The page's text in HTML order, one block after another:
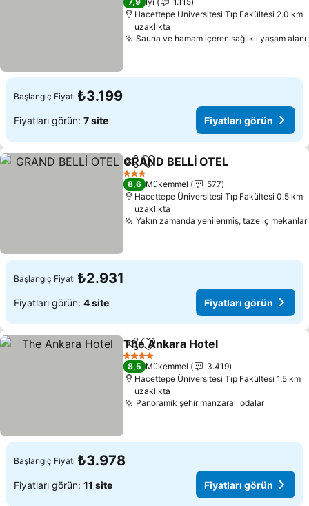
Hacettepe Üniversitesi Tıp Fakültesi 2.0 km
uzaklıkta
Sauna ve hamam içeren sağlıklı yaşam alanı
Başlangıç Fiyatı ₺3.199
Fiyatları görün: 7 site Fiyatları görün
PaylaşFavorilerime ekle
GRAND BELLİ OTEL
3 Yıldız
8,6 Mükemmel
577
Hacettepe Üniversitesi Tıp Fakültesi 0.5 km
uzaklıkta
Yakın zamanda yenilenmiş, taze iç mekanlar
Başlangıç Fiyatı ₺2.931
Fiyatları görün: 4 site Fiyatları görün
PaylaşFavorilerime ekle
The Ankara Hotel
4 Yıldız
8,5 Mükemmel
3.419
Hacettepe Üniversitesi Tıp Fakültesi 1.5 km
uzaklıkta
Panoramik şehir manzaralı odalar
Başlangıç Fiyatı ₺3.978
Fiyatları görün: 11 site Fiyatları görün